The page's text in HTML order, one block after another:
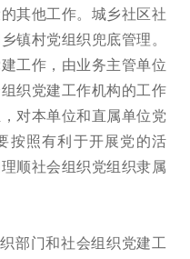
其他工作。城乡社区社
镇村党组织兜底管理。
工作，由业务主管单位
织党建工作机构的工作
对本单位和直属单位党
按照有利于开展党的活
顺社会组织党组织隶属
部门和社会组织党建工